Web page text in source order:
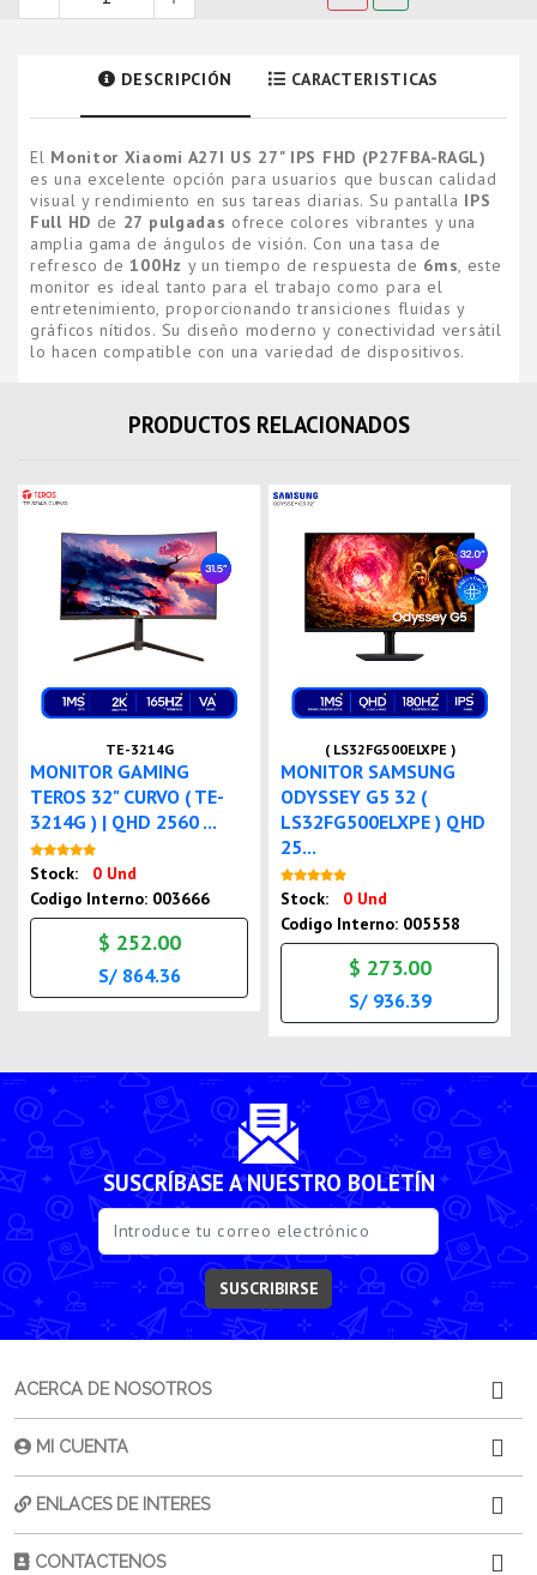
DESCRIPCIÓN CARACTERISTICAS
El Monitor Xiaomi A27I US 27" IPS FHD (P27FBA-RAGL)
es una excelente opción para usuarios que buscan calidad
visual y rendimiento en sus tareas diarias. Su pantalla IPS
Full HD de 27 pulgadas ofrece colores vibrantes y una
amplia gama de ángulos de visión. Con una tasa de
refresco de100Hz y un tiempo de respuesta de 6ms, este
monitor es ideal tanto para el trabajo como para el
entretenimiento, proporcionando transiciones fluidas y
gráficos nítidos. Su diseño moderno y conectividad versátil
lo hacen compatible con una variedad de dispositivos.
PRODUCTOS RELACIONADOS
TE-3214G
MONITOR GAMING
TEROS 32" CURVO ( TE-
3214G ) | QHD 2560 ...
Stock:
0 Und
Codigo Interno: 003666
$ 252.00
S/ 864.36
( LS32FG500ELXPE )
MONITOR SAMSUNG
ODYSSEY G5 32 (
LS32FG500ELXPE ) QHD
25...
Stock:
0 Und
Codigo Interno: 005558
$ 273.00
S/ 936.39
SUSCRÍBASE A NUESTRO BOLETÍN
SUSCRIBIRSE
ACERCA DE NOSOTROS
MI CUENTA
ENLACES DE INTERES
CONTACTENOS